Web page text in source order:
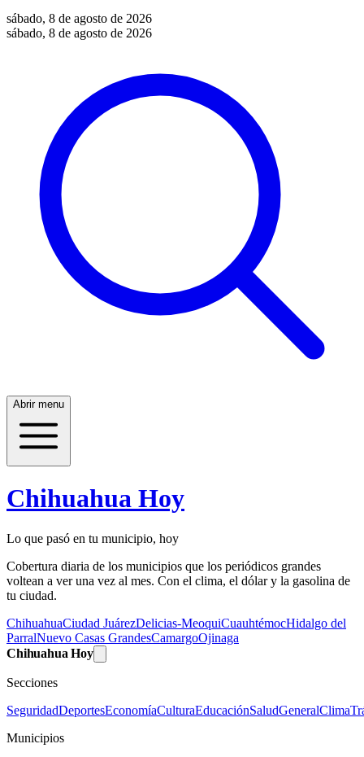
sábado, 8 de agosto de 2026
sábado, 8 de agosto de 2026
Abrir menu
Chihuahua Hoy
Lo que pasó en tu municipio, hoy
Cobertura diaria de los municipios que los periódicos grandes
voltean a ver una vez al mes. Con el clima, el dólar y la gasolina de
tu ciudad.
ChihuahuaCiudad JuárezDelicias-MeoquiCuauhtémocHidalgo del
ParralNuevo Casas GrandesCamargoOjinaga
Chihuahua Hoy
Secciones
SeguridadDeportesEconomíaCulturaEducaciónSaludGeneralClima
Municipios